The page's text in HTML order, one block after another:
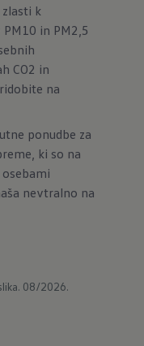
k
in PM2,5
CO2 in
na
ponudbe za
ki so na
nevtralno na
08/2026.